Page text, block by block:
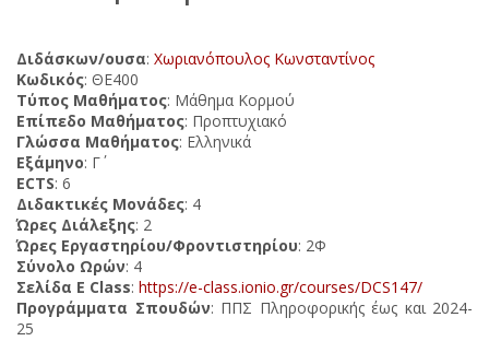
Διδάσκων/ουσα: Χωριανόπουλος Κωνσταντίνος
Κωδικός: ΘΕ400
Τύπος Μαθήματος: Μάθημα Κορμού
Επίπεδο Μαθήματος: Προπτυχιακό
Γλώσσα Μαθήματος: Ελληνικά
Εξάμηνο: Γ΄
ECTS: 6
Διδακτικές Μονάδες: 4
Ώρες Διάλεξης: 2
Ώρες Εργαστηρίου/Φροντιστηρίου: 2Φ
Σύνολο Ωρών: 4
Σελίδα E Class: https://e-class.ionio.gr/courses/DCS147/
Προγράμματα Σπουδών: ΠΠΣ Πληροφορικής έως και 2024-
25